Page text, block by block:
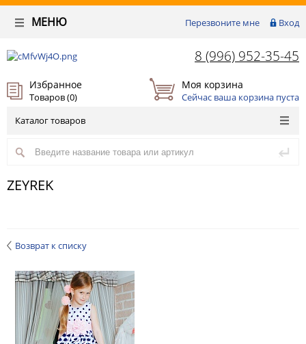
Перезвоните мне Вход
МЕНЮ
8 (996) 952-35-45
Избранное
Товаров (0)
Моя корзина
Сейчас ваша корзина пуста
Каталог товаров
ZEYREK
Возврат к списку